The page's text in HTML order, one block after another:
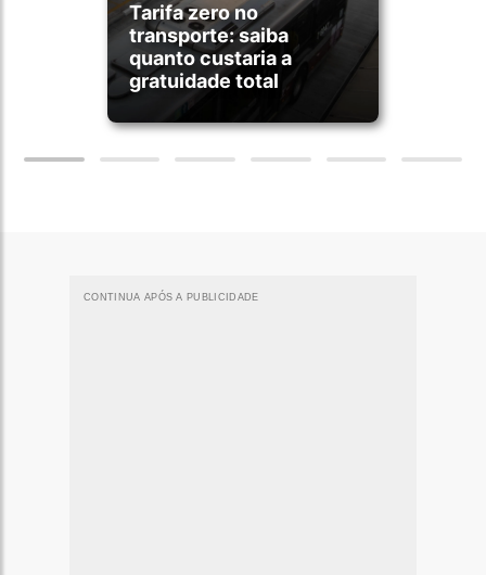
Tarifa zero no
transporte: saiba
quanto custaria a
gratuidade total
CONTINUA APÓS A PUBLICIDADE